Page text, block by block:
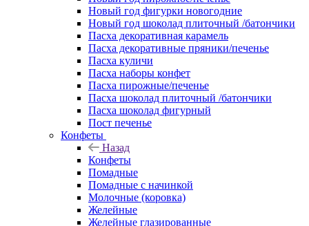
Новый год фигурки новогодние
Новый год шоколад плиточный /батончики
Пасха декоративная карамель
Пасха декоративные пряники/печенье
Пасха куличи
Пасха наборы конфет
Пасха пирожные/печенье
Пасха шоколад плиточный /батончики
Пасха шоколад фигурный
Пост печенье
Конфеты
Назад
Конфеты
Помадные
Помадные с начинкой
Молочные (коровка)
Желейные
Желейные глазированные